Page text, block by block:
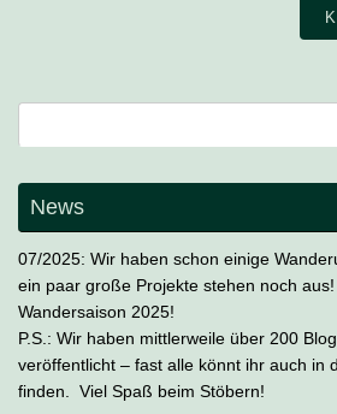
News
07/2025: Wir haben schon einige
ein paar große Projekte stehen noch
Wandersaison 2025!
P.S.: Wir haben mittlerweile über 200
veröffentlicht – fast alle könnt ihr auch in
finden. Viel Spaß beim Stöbern!